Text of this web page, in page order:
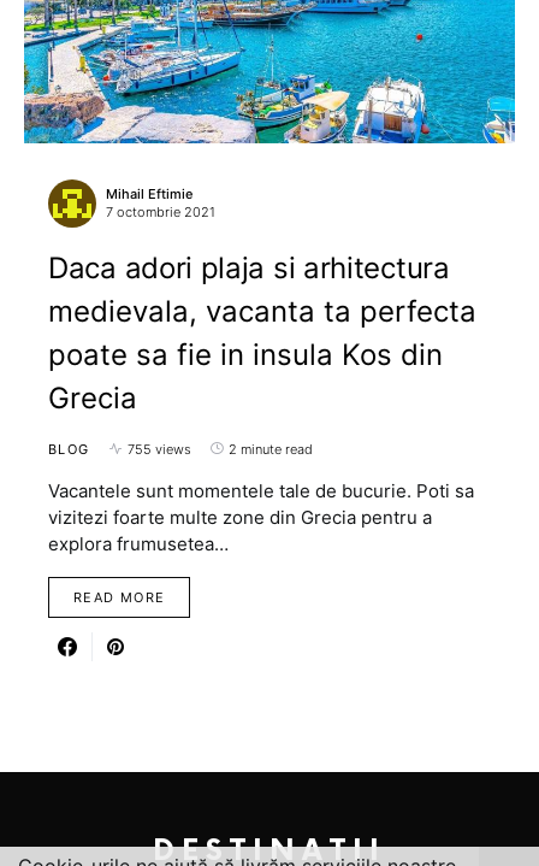
Mihail Eftimie
7 octombrie 2021
Daca adori plaja si arhitectura
medievala, vacanta ta perfecta
poate sa fie in insula Kos din
Grecia
BLOG 755 views 2 minute read
Vacantele sunt momentele tale de bucurie. Poti sa
vizitezi foarte multe zone din Grecia pentru a
explora frumusetea…
READ MORE
DESTINATII